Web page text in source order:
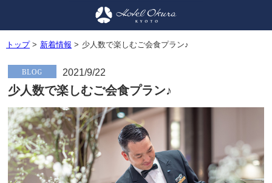
トップ> 新着情報 > 少人数で楽しむご会食プラン♪
2021/9/22
少人数で楽しむご会食プラン♪